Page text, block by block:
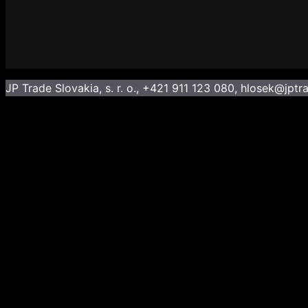
JP Trade Slovakia, s. r. o., +421 911 123 080,